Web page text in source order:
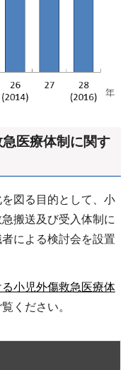
医療体制に関す
図る目的として、小
搬送及び受入体制に
による検討会を設置
小児外傷救急医療体
ください。